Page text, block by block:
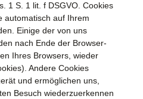
1 S. 1 lit. f DSGVO. Cookies
automatisch auf Ihrem
Einige der von uns
nach Ende der Browser-
Ihres Browsers, wieder
Andere Cookies
und ermöglichen uns,
Besuch wiederzuerkennen